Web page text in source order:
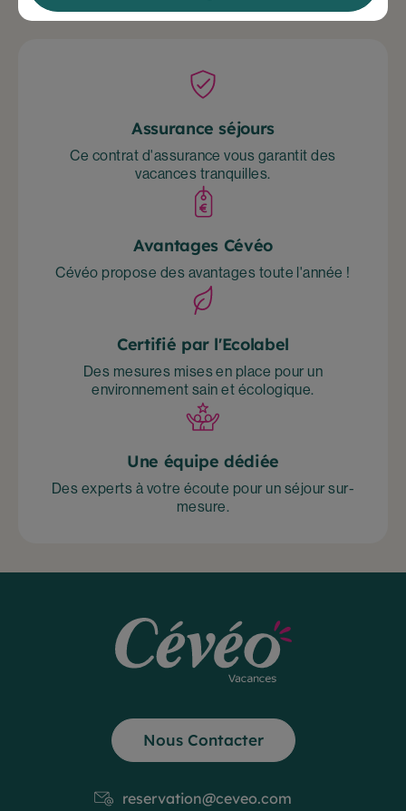
Assurance séjours
Ce contrat d'assurance vous garantit des
vacances tranquilles.
Avantages Cévéo
Cévéo propose des avantages toute l'année !
Certifié par l'Ecolabel
Des mesures mises en place pour un
environnement sain et écologique.
Une équipe dédiée
Des experts à votre écoute pour un séjour sur-
mesure.
Nous Contacter
reservation@ceveo.com